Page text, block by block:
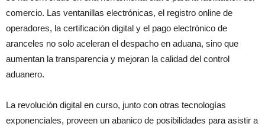
comercio. Las ventanillas electrónicas, el registro online de
operadores, la certificación digital y el pago electrónico de
aranceles no solo aceleran el despacho en aduana, sino que
aumentan la transparencia y mejoran la calidad del control
aduanero.
La revolución digital en curso, junto con otras tecnologías
exponenciales, proveen un abanico de posibilidades para asistir a